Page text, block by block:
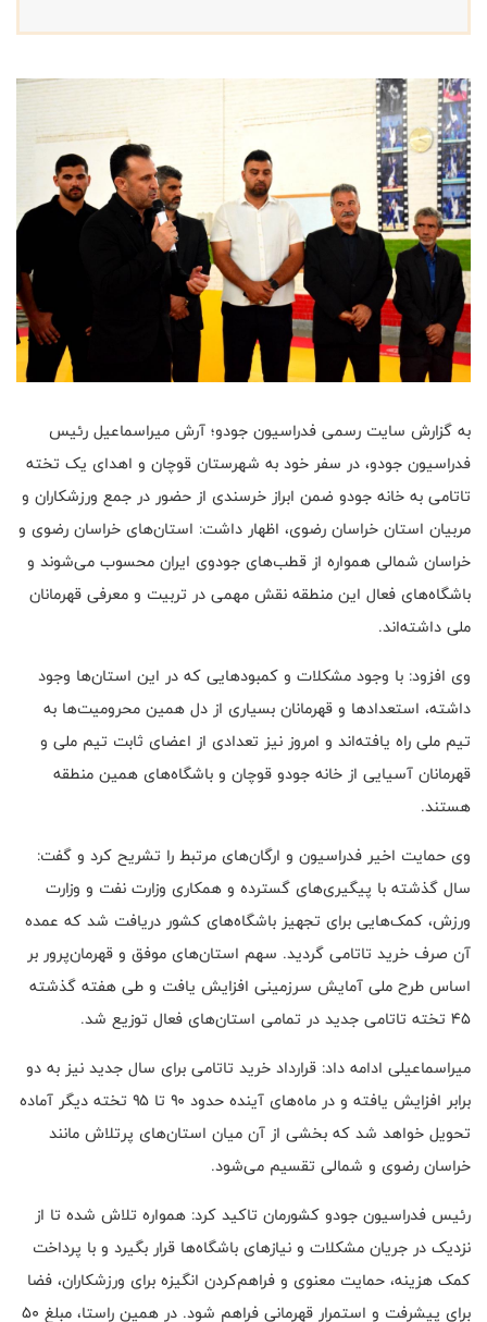
به گزارش سایت رسمی فدراسیون جودو؛ آرش میراسماعیل رئیس
فدراسیون جودو، در سفر خود به شهرستان قوچان و اهدای یک تخته
تاتامی به خانه جودو ضمن ابراز خرسندی از حضور در جمع ورزشکاران و
مربیان استان خراسان رضوی، اظهار داشت: استان‌های خراسان رضوی و
خراسان شمالی همواره از قطب‌های جودوی ایران محسوب می‌شوند و
باشگاه‌های فعال این منطقه نقش مهمی در تربیت و معرفی قهرمانان
ملی داشته‌اند.
وی افزود: با وجود مشکلات و کمبودهایی که در این استان‌ها وجود
داشته، استعدادها و قهرمانان بسیاری از دل همین محرومیت‌ها به
تیم ملی راه یافته‌اند و امروز نیز تعدادی از اعضای ثابت تیم ملی و
قهرمانان آسیایی از خانه جودو قوچان و باشگاه‌های همین منطقه
هستند.
وی حمایت اخیر فدراسیون و ارگان‌های مرتبط را تشریح کرد و گفت:
سال گذشته با پیگیری‌های گسترده و همکاری وزارت نفت و وزارت
ورزش، کمک‌هایی برای تجهیز باشگاه‌های کشور دریافت شد که عمده
آن صرف خرید تاتامی گردید. سهم استان‌های موفق و قهرمان‌پرور بر
اساس طرح ملی آمایش سرزمینی افزایش یافت و طی هفته گذشته
۴۵ تخته تاتامی جدید در تمامی استان‌های فعال توزیع شد.
میراسماعیلی ادامه داد: قرارداد خرید تاتامی برای سال جدید نیز به دو
برابر افزایش یافته و در ماه‌های آینده حدود ۹۰ تا ۹۵ تخته دیگر آماده
تحویل خواهد شد که بخشی از آن میان استان‌های پرتلاش مانند
خراسان رضوی و شمالی تقسیم می‌شود.
رئیس فدراسیون جودو کشورمان تاکید کرد: همواره تلاش شده تا از
نزدیک در جریان مشکلات و نیازهای باشگاه‌ها قرار بگیرد و با پرداخت
کمک هزینه، حمایت معنوی و فراهم‌کردن انگیزه برای ورزشکاران، فضا
برای پیشرفت و استمرار قهرمانی فراهم شود. در همین راستا، مبلغ ۵۰